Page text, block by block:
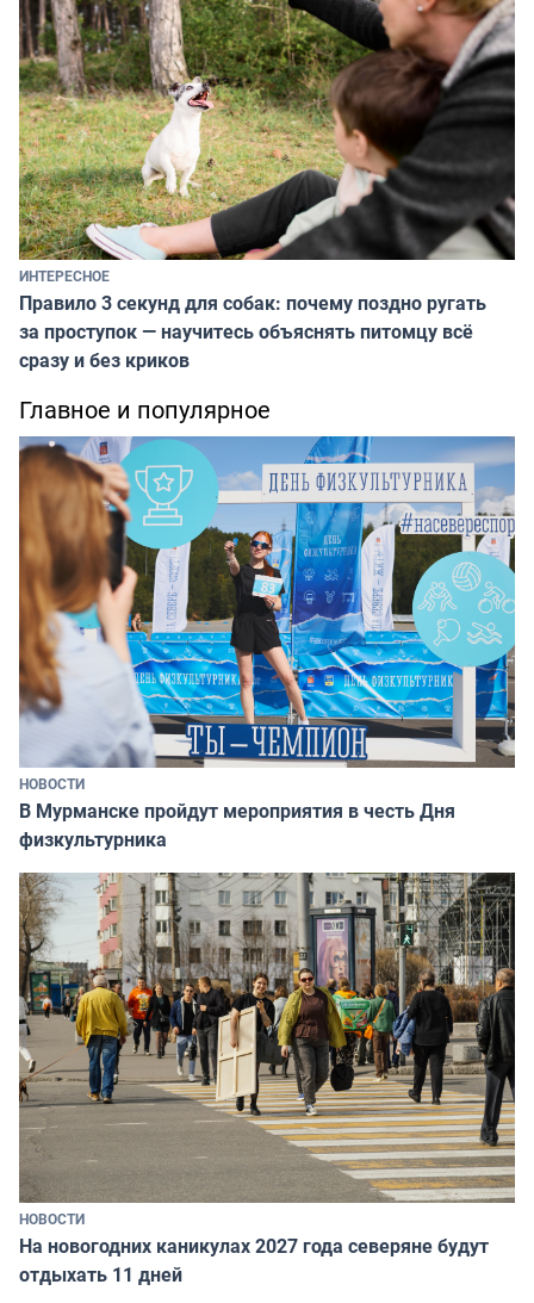
ИНТЕРЕСНОЕ
Правило 3 секунд для собак: почему поздно ругать
за проступок — научитесь объяснять питомцу всё
сразу и без криков
Главное и популярное
НОВОСТИ
В Мурманске пройдут мероприятия в честь Дня
физкультурника
НОВОСТИ
На новогодних каникулах 2027 года северяне будут
отдыхать 11 дней